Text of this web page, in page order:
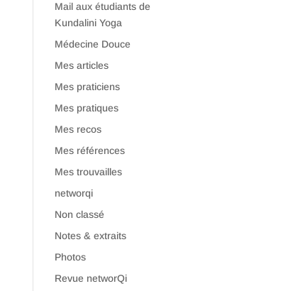
Mail aux étudiants de
Kundalini Yoga
Médecine Douce
Mes articles
Mes praticiens
Mes pratiques
Mes recos
Mes références
Mes trouvailles
networqi
Non classé
Notes & extraits
Photos
Revue networQi